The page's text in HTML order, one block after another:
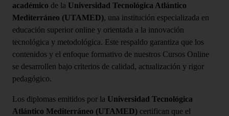
académico de la Universidad Tecnológica Atlántico
Mediterráneo (UTAMED), una institución especializada en
educación superior online y orientada a la innovación
tecnológica y metodológica. Este respaldo garantiza que los
contenidos y el enfoque formativo de nuestros Cursos Online
se desarrollen bajo criterios de calidad, actualización y rigor
pedagógico.
Los diplomas emitidos por la Universidad Tecnológica
Atlántico Mediterráneo (UTAMED) certifican que el